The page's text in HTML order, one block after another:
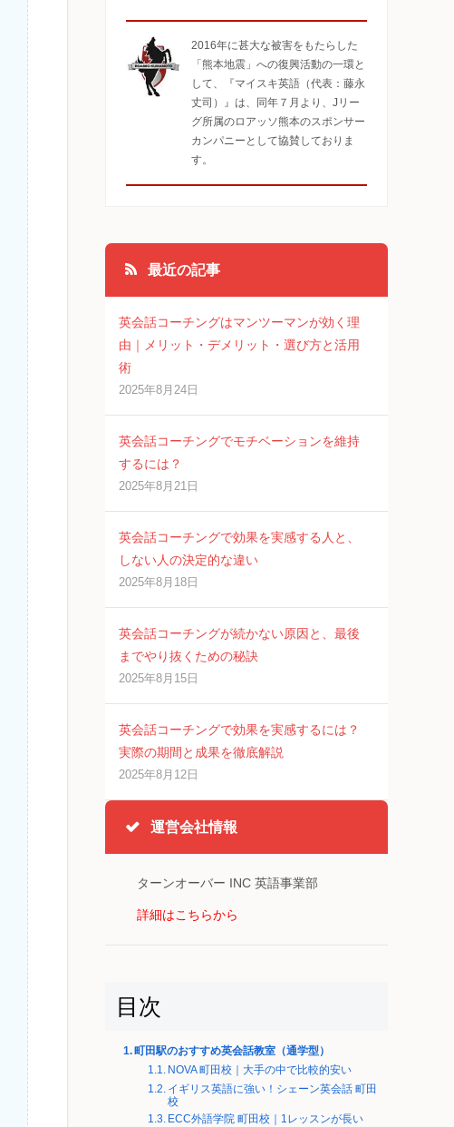
2016年に甚大な被害をもたらした
「熊本地震」への復興活動の一環と
して、『マイスキ英語（代表：藤永
丈司）』は、同年７月より、Jリー
グ所属のロアッソ熊本のスポンサー
カンパニーとして協賛しておりま
す。
最近の記事
英会話コーチングはマンツーマンが効く理
由｜メリット・デメリット・選び方と活用
術
2025年8月24日
英会話コーチングでモチベーションを維持
するには？
2025年8月21日
英会話コーチングで効果を実感する人と、
しない人の決定的な違い
2025年8月18日
英会話コーチングが続かない原因と、最後
までやり抜くための秘訣
2025年8月15日
英会話コーチングで効果を実感するには？
実際の期間と成果を徹底解説
2025年8月12日
運営会社情報
ターンオーバー INC 英語事業部
詳細はこちらから
目次
町田駅のおすすめ英会話教室（通学型）
NOVA 町田校｜大手の中で比較的安い
イギリス英語に強い！シェーン英会話 町田
校
ECC外語学院 町田校｜1レッスンが長い